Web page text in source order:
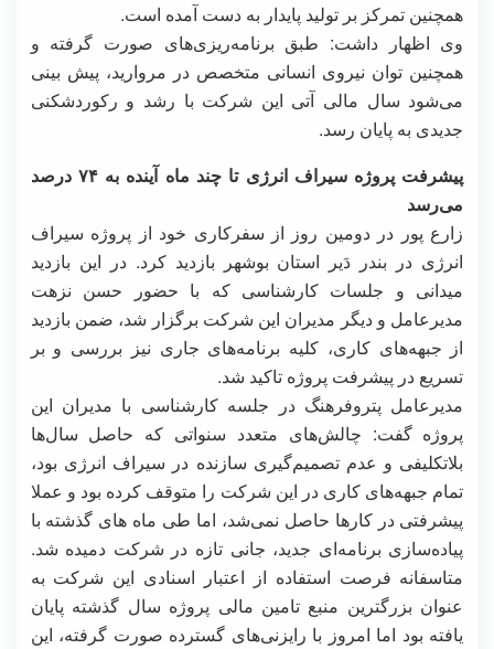
همچنین تمرکز بر تولید پایدار به دست آمده است.
وی اظهار داشت: طبق برنامه‌ریزی‌های صورت گرفته و
همچنین توان نیروی انسانی متخصص در مروارید، پیش بینی
می‌شود سال مالی آتی این شرکت با رشد و رکورد‌شکنی
جدیدی به پایان رسد.
پیشرفت پروژه سیراف انرژی تا چند ماه آینده به ۷۴ درصد
می‌رسد
زارع پور در دومین روز از سفرکاری خود از پروژه سیراف
انرژی در بندر دَیر استان بوشهر بازدید کرد. در این بازدید
میدانی و جلسات کارشناسی که با حضور حسن نزهت
مدیرعامل و دیگر مدیران این شرکت برگزار شد، ضمن بازدید
از جبهه‌های کاری، کلیه برنامه‌های جاری نیز بررسی و بر
تسریع در پیشرفت پروژه تاکید شد.
مدیرعامل پتروفرهنگ در جلسه کارشناسی با مدیران این
پروژه گفت: چالش‌های متعدد سنواتی که حاصل سال‌ها
بلاتکلیفی و عدم تصمیم‌گیری سازنده در سیراف انرژی بود،
تمام جبهه‌های کاری در این شرکت را متوقف کرده بود و عملا
پیشرفتی در کارها حاصل نمی‌شد، اما طی ماه های گذشته با
پیاده‌سازی برنامه‌ای جدید، جانی تازه در شرکت دمیده شد.
متاسفانه فرصت استفاده از اعتبار اسنادی این شرکت به
عنوان بزرگترین منبع تامین مالی پروژه سال گذشته پایان
یافته بود اما امروز با رایزنی‌های گسترده صورت گرفته، این